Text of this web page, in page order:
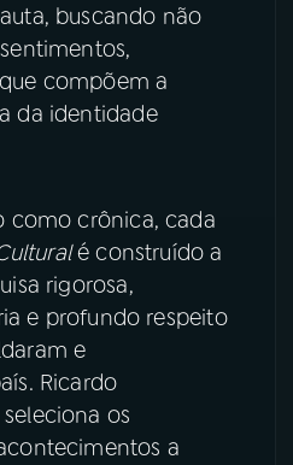
X buscando não
compõem a
da identidade
como crônica, cada
é construído a
rigorosa,
e profundo respeito
e
Ricardo
os
a